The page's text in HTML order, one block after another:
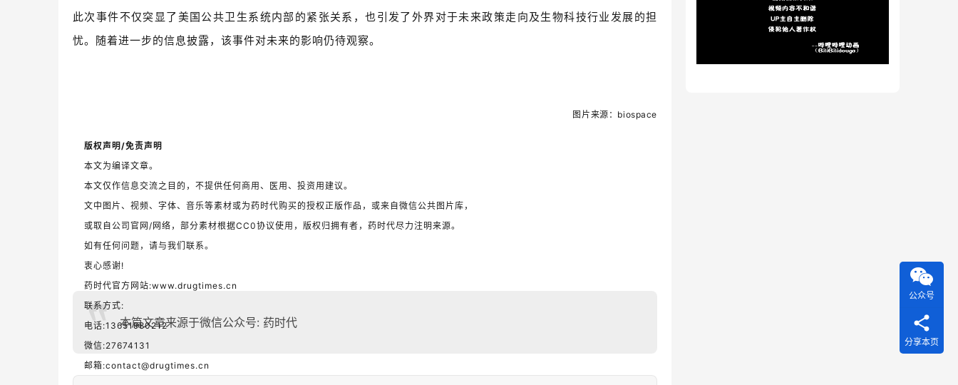
此次事件不仅突显了美国公共卫生系统内部的紧张关系，也引发了外界对于未来政策走向及生物科技行业发展的担
忧。随着进一步的信息披露，该事件对未来的影响仍待观察。
图片来源：biospace
版权声明/免责声明
本文为编译文章。
本文仅作信息交流之目的，不提供任何商用、医用、投资用建议。
文中图片、视频、字体、音乐等素材或为药时代购买的授权正版作品，或来自微信公共图片库，
或取自公司官网/网络，部分素材根据CC0协议使用，版权归拥有者，药时代尽力注明来源。
如有任何问题，请与我们联系。
衷心感谢!
药时代官方网站:www.drugtimes.cn
联系方式:
电话:13651980212
微信:27674131
邮箱:contact@drugtimes.cn
本篇文章来源于微信公众号: 药时代
公众号
分享本页